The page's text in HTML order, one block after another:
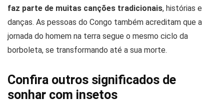
faz parte de muitas canções tradicionais, histórias e
danças. As pessoas do Congo também acreditam que a
jornada do homem na terra segue o mesmo ciclo da
borboleta, se transformando até a sua morte.
Confira outros significados de
sonhar com insetos